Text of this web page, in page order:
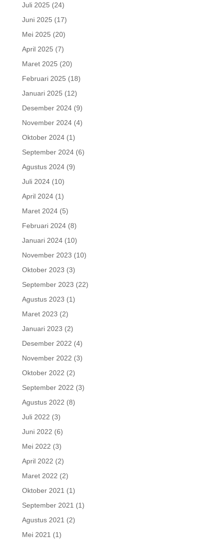
Juli 2025 (24)
Juni 2025 (17)
Mei 2025 (20)
April 2025 (7)
Maret 2025 (20)
Februari 2025 (18)
Januari 2025 (12)
Desember 2024(9)
November 2024(4)
Oktober 2024(1)
September 2024(6)
Agustus 2024(9)
Juli 2024(10)
April 2024(1)
Maret 2024(5)
Februari 2024(8)
Januari 2024(10)
November 2023 (10)
Oktober 2023 (3)
September 2023 (22)
Agustus 2023 (1)
Maret 2023 (2)
Januari 2023 (2)
Desember 2022 (4)
November 2022 (3)
Oktober 2022 (2)
September 2022 (3)
Agustus 2022 (8)
Juli 2022 (3)
Juni 2022 (6)
Mei 2022 (3)
April 2022 (2)
Maret 2022 (2)
Oktober 2021 (1)
September 2021 (1)
Agustus 2021 (2)
Mei 2021 (1)